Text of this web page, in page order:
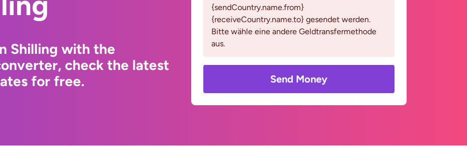
Shilling with the
check the latest
for free.
{sendCountry.name.from}
{receiveCountry.name.to} gesendet werden.
Bitte wähle eine andere Geldtransfermethode
aus.
Send Money